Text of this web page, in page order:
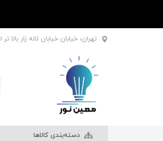
تهران، خیابان خیابان لاله زار بالا تر
دسته‌بندی کالاها